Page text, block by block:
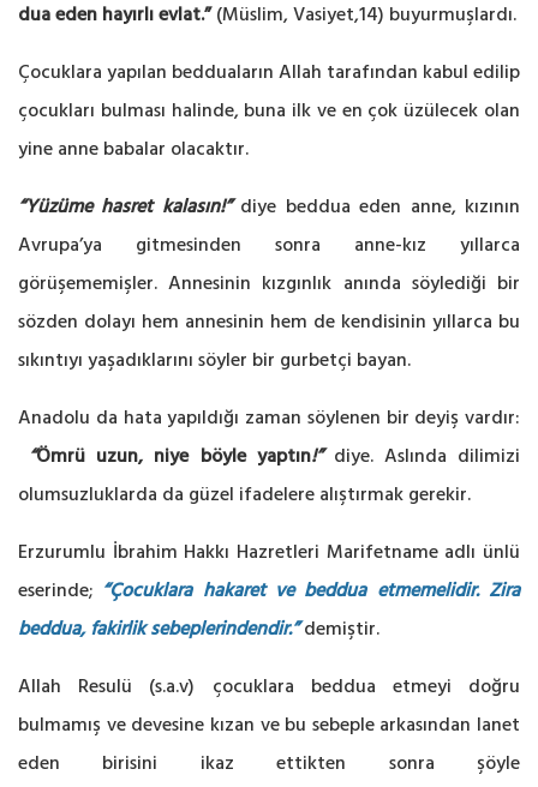
dua eden hayırlı evlat.”(Müslim, Vasiyet,14) buyurmuşlardı.
Çocuklara yapılan bedduaların Allah tarafından kabul edilip
çocukları bulması halinde, buna ilk ve en çok üzülecek olan
yine anne babalar olacaktır.
“Yüzüme hasret kalasın!”diye beddua eden anne, kızının
Avrupa’ya gitmesinden sonra anne-kız yıllarca
görüşememişler. Annesinin kızgınlık anında söylediği bir
sözden dolayı hem annesinin hem de kendisinin yıllarca bu
sıkıntıyı yaşadıklarını söyler bir gurbetçi bayan.
Anadolu da hata yapıldığı zaman söylenen bir deyiş vardır:
“Ömrü uzun, niye böyle yaptın!” diye. Aslında dilimizi
olumsuzluklarda da güzel ifadelere alıştırmak gerekir.
Erzurumlu İbrahim Hakkı Hazretleri Marifetname adlı ünlü
eserinde; “Çocuklara hakaret ve beddua etmemelidir. Zira
beddua, fakirlik sebeplerindendir.” demiştir.
Allah Resulü (s.a.v) çocuklara beddua etmeyi doğru
bulmamış ve devesine kızan ve bu sebeple arkasından lanet
eden birisini ikaz ettikten sonra şöyle